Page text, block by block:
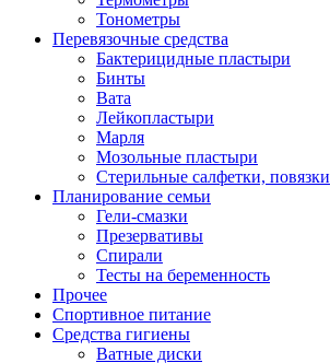
Тонометры
Перевязочные средства
Бактерицидные пластыри
Бинты
Вата
Лейкопластыри
Марля
Мозольные пластыри
Стерильные салфетки, повязки
Планирование семьи
Гели-смазки
Презервативы
Спирали
Тесты на беременность
Прочее
Спортивное питание
Средства гигиены
Ватные диски